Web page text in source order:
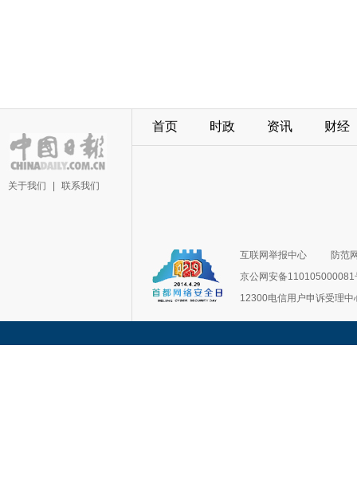
关于我们 联系我们
首页 时政 资讯 财经
互联网举报中心
防范
京公网安备110105000081
12300电信用户申诉受理中